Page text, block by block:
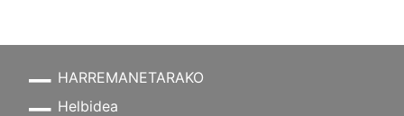
HARREMANETARAKO
Helbidea